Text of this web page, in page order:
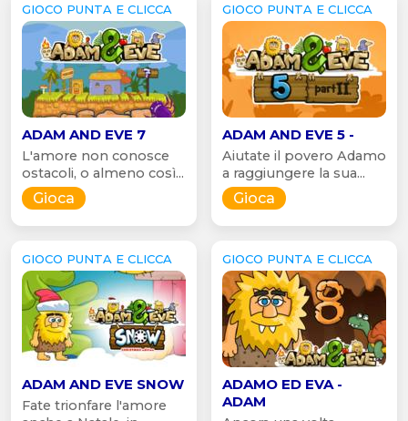
GIOCO PUNTA E CLICCA
ADAM AND EVE 7
L'amore non conosce
ostacoli, o almeno così...
Gioca
GIOCO PUNTA E CLICCA
ADAM AND EVE 5 -
Aiutate il povero Adamo
a raggiungere la sua...
Gioca
GIOCO PUNTA E CLICCA
ADAM AND EVE SNOW
Fate trionfare l'amore
GIOCO PUNTA E CLICCA
ADAMO ED EVA -
ADAM